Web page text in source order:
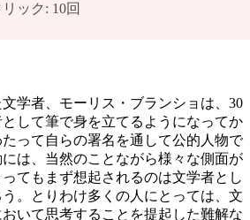
リック: 10回
学者、モーリス・ブランショは、30
して筆で身を立てるようになってか
って自らの署名を通して公的人物で
は、当然のことながら様々な側面が
てもまず想起されるのは文学者とし
。とりわけ多くの人にとっては、文
いて思考することを提起した難解な